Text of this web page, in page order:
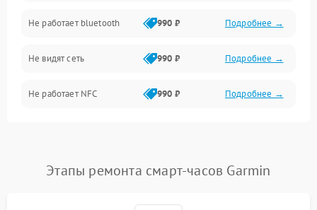
Разговор (микрофон, динамик)
Не работает bluetooth 990 ₽ Подробнее →
Не видят сеть 990 ₽ Подробнее →
Не работает NFC 990 ₽ Подробнее →
Этапы ремонта смарт-часов Garmin